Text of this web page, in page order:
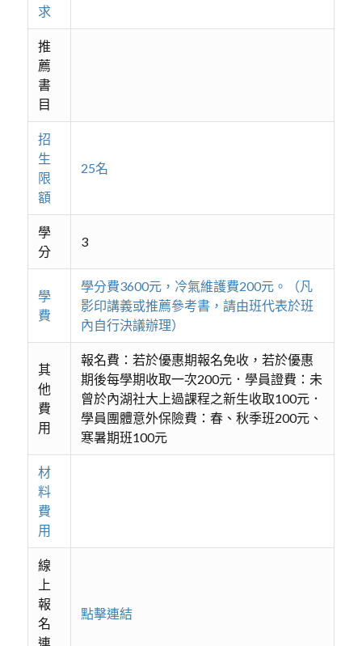
求
推
薦
書
目
招
生
限
額
25名
學
分
3
學
費
學分費3600元，冷氣維護費200元。（凡
影印講義或推薦參考書，請由班代表於班
內自行決議辦理）
其
他
費
用
報名費：若於優惠期報名免收，若於優惠
期後每學期收取一次200元．學員證費：未
曾於內湖社大上過課程之新生收取100元．
學員團體意外保險費：春、秋季班200元、
寒暑期班100元
材
料
費
用
線
上
報
名
連
點擊連結